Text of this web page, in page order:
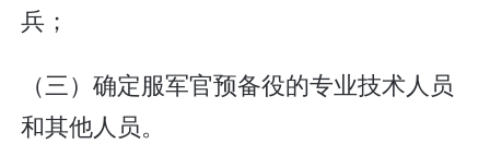
兵；
（三）确定服军官预备役的专业技术人员
和其他人员。